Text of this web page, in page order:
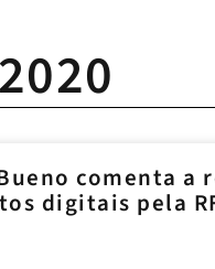
comenta a
digitais pela